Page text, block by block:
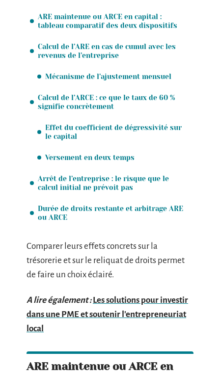
ARE maintenue ou ARCE en capital :
tableau comparatif des deux dispositifs
Calcul de l’ARE en cas de cumul avec les
revenus de l’entreprise
Mécanisme de l’ajustement mensuel
Calcul de l’ARCE : ce que le taux de 60 %
signifie concrètement
Effet du coefficient de dégressivité sur
le capital
Versement en deux temps
Arrêt de l’entreprise : le risque que le
calcul initial ne prévoit pas
Durée de droits restante et arbitrage ARE
ou ARCE
Comparer leurs effets concrets sur la
trésorerie et sur le reliquat de droits permet
de faire un choix éclairé.
A lire également : Les solutions pour investir
dans une PME et soutenir l'entrepreneuriat
local
ARE maintenue ou ARCE en